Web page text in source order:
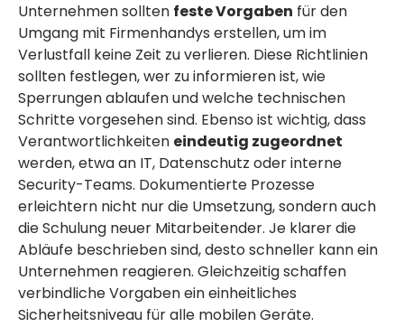
Unternehmen sollten feste Vorgaben für den
Umgang mit Firmenhandys erstellen, um im
Verlustfall keine Zeit zu verlieren. Diese Richtlinien
sollten festlegen, wer zu informieren ist, wie
Sperrungen ablaufen und welche technischen
Schritte vorgesehen sind. Ebenso ist wichtig, dass
Verantwortlichkeiten eindeutig zugeordnet
werden, etwa an IT, Datenschutz oder interne
Security-Teams. Dokumentierte Prozesse
erleichtern nicht nur die Umsetzung, sondern auch
die Schulung neuer Mitarbeitender. Je klarer die
Abläufe beschrieben sind, desto schneller kann ein
Unternehmen reagieren. Gleichzeitig schaffen
verbindliche Vorgaben ein einheitliches
Sicherheitsniveau für alle mobilen Geräte.